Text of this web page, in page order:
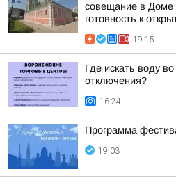
совещание в Доме
готовность к
19:15
Где искать воду
отключения?
16:24
Программа
19:03